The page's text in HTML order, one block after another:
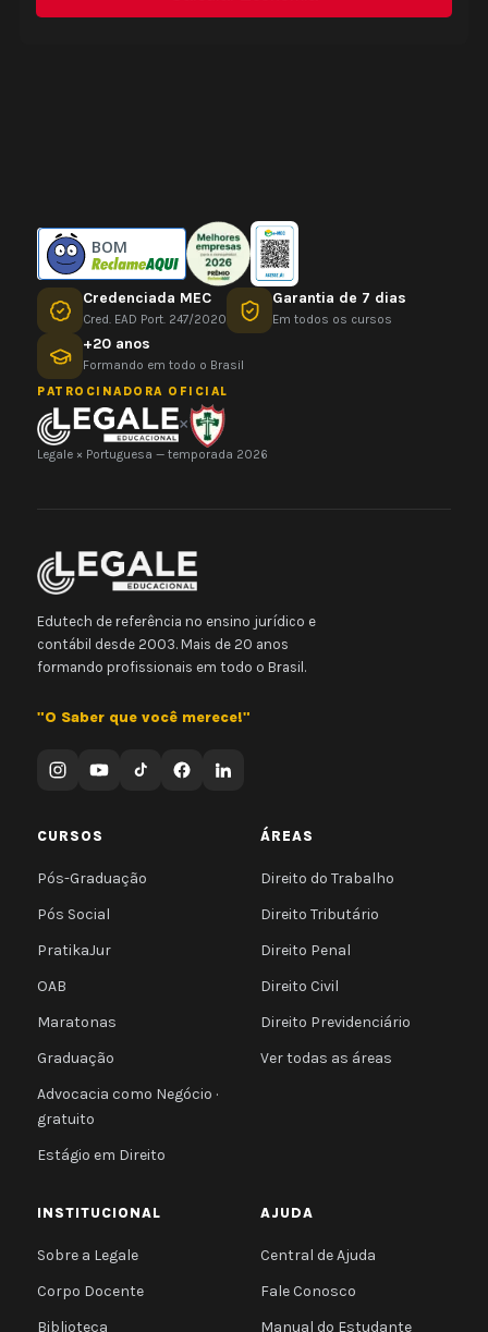
BOM
Credenciada MEC
Cred. EAD Port. 247/2020
Garantia de 7 dias
Em todos os cursos
+20 anos
Formando em todo o Brasil
PATROCINADORA OFICIAL
×
Legale × Portuguesa — temporada 2026
Edutech de referência no ensino jurídico e
contábil desde 2003. Mais de 20 anos
formando profissionais em todo o Brasil.
"O Saber que você merece!"
CURSOS
Pós-Graduação
Pós Social
PratikaJur
OAB
Maratonas
Graduação
Advocacia como Negócio ·
gratuito
Estágio em Direito
ÁREAS
Direito do Trabalho
Direito Tributário
Direito Penal
Direito Civil
Direito Previdenciário
Ver todas as áreas
INSTITUCIONAL
Sobre a Legale
Corpo Docente
Biblioteca
AJUDA
Central de Ajuda
Fale Conosco
Manual do Estudante